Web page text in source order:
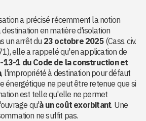
a précisé récemment la notion
en matière d'isolation
un arrêt du 23 octobre 2025(Cass. civ.
elle a rappelé qu'en application de
13-1 du Code de la construction et
, l'impropriété à destination pour défaut
énergétique ne peut être retenue que si
est telle qu'elle ne permet
qu'à un coût exorbitant. Une
ne suffit pas.